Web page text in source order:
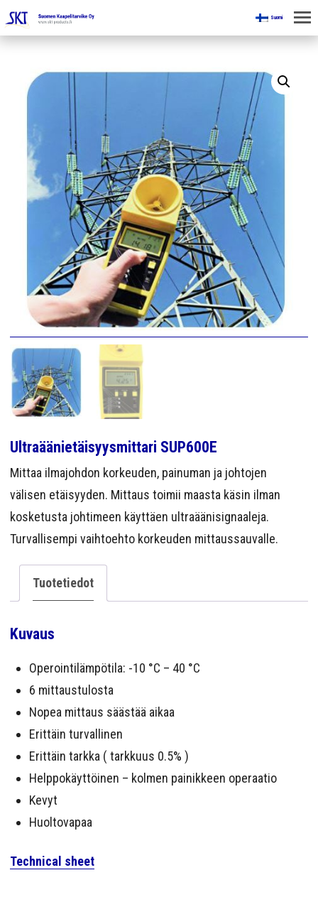
Suomi
KAIVOKSILLE
TUOTTEET
KAIKKI OSASTOT
KAAPELINKÄSITTELYLAITTEET
JÄNNITETYÖLINJAVARUSTEET
KAIVOSTEOLLISUUDEN LAITTEET
ESITTEET
YRITYS
YHTEYS
Ultraäänietäisyysmittari SUP600E
Mittaa ilmajohdon korkeuden, painuman ja johtojen
välisen etäisyyden. Mittaus toimii maasta käsin ilman
kosketusta johtimeen käyttäen ultraäänisignaaleja.
Turvallisempi vaihtoehto korkeuden mittaussauvalle.
Tuotetiedot
Kuvaus
Operointilämpötila: -10 °C – 40 °C
6 mittaustulosta
Nopea mittaus säästää aikaa
Erittäin turvallinen
Erittäin tarkka ( tarkkuus 0.5% )
Helppokäyttöinen – kolmen painikkeen operaatio
Kevyt
Huoltovapaa
Technical sheet